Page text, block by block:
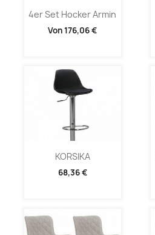
4er Set Hocker Armin
Von176,06 €
KORSIKA
68,36 €